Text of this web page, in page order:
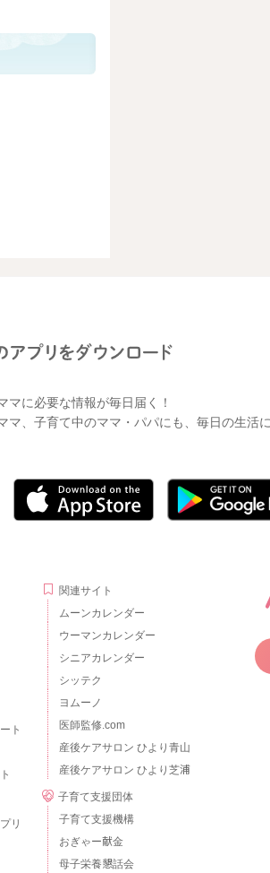
マに必要な情報が毎日届く！
マ、子育て中のママ・パパにも、毎日の生活
ト
リ
関連サイト
ムーンカレンダー
ウーマンカレンダー
シニアカレンダー
シッテク
ヨムーノ
医師監修.com
産後ケアサロン ひより青山
産後ケアサロン ひより芝浦
子育て支援団体
子育て支援機構
おぎゃー献金
母子栄養懇話会